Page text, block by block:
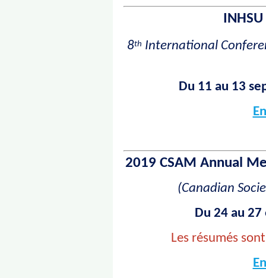
8th International
Du 11 au 13
2019 CSAM Annual
(Canadian
Du 24 au
Les résumés